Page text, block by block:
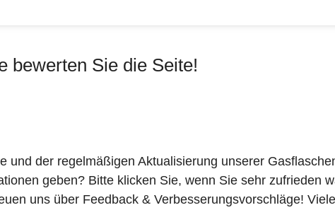
bewerten Sie die Seite!
und der regelmäßigen Aktualisierung unserer
geben? Bitte klicken Sie, wenn Sie sehr zufrieden
uns über Feedback & Verbesserungsvorschläge!